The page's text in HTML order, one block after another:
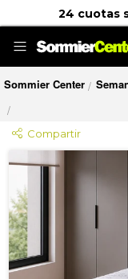
24 cuotas
Sommier Center /
/
Compartir
final
de
la
galería
de
imágenes